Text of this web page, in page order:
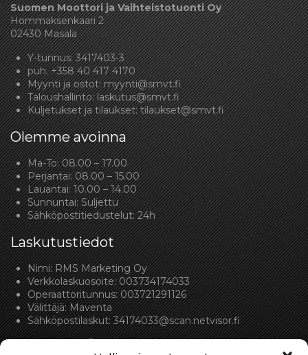
Suomen Moottori ja Vaihteistotuonti Oy
Hommaksenkaari 2
02430 Masala
Y-tunnus: 3417403-3
puh.+358 40 417 4170
Myynti ja ostot:myynti@smvt.fi
Taloushallinto:laskutus@smvt.fi
Kuljetukset ja tilaukset:tilaukset@smvt.fi
Olemme avoinna
Ma-To: 08.00 – 17.00
Perjantai: 08.00 – 15.00
Lauantai: 10.00 – 14.00
Sunnuntai: Suljettu
Sähköpostitiedustelut: 24h
Laskutustiedot
Nimi: RMS Marketing Oy
Verkkolaskuosoite: 003734174033
Operaattoritunnus: 003721291126
Välittäjä: Maventa
Sähköpostilaskut:34174033@scan.netvisor.fi